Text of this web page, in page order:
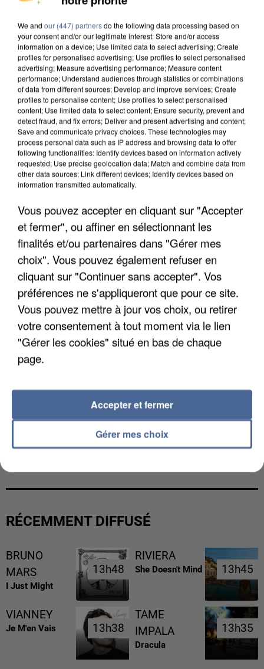
MAFIA INTERPELLÉ EN ALGÉRIE
UN SECOND CADRE DE LA DZ MAFIA
INTERPELLÉ EN ALGÉRIE
UNE TOURISTE DE L’OISE EMPORTÉE PAR UNE
RÉCEMMENT DIFFUSÉ
BRUNO
MARS
I Just Might
13h48
13h48
RIVIERA
She Doesn't Mind 13h45
13h45
VIANNEY
Je M'en Vais 13h38
13h38
TAME
IMPALA
Dracula
13h35
13h35
We and our (447) partnersdo the following data processing based on
your consent and/or our legitimate interest: Store and/or access
information on a device; Use limited data to select advertising; Create
profiles for personalised advertising; Use profiles to select personalised
advertising; Measure advertising performance; Measure content
performance; Understand audiences through statistics or combinations
of data from different sources; Develop and improve services; Create
profiles to personalise content; Use profiles to select personalised
content; Use limited data to select content; Ensure security, prevent and
detect fraud, and fix errors; Deliver and present advertising and content;
Save and communicate privacy choices. These technologies may
process personal data such as IP address and browsing data to offer
following functionalities: Identify devices based on information actively
requested; Use precise geolocation data; Match and combine data from
other data sources; Link different devices; Identify devices based on
information transmitted automatically.
Vous pouvez accepter en cliquant sur "Accepter
et fermer", ou affiner en sélectionnant les
finalités et/ou partenaires dans "Gérer mes
choix". Vous pouvez également refuser en
cliquant sur "Continuer sans accepter". Vos
préférences ne s'appliqueront que pour ce site.
Vous pouvez mettre à jour vos choix, ou retirer
votre consentement à tout moment via le lien
"Gérer les cookies" situé en bas de chaque
page.
Gérer mes choix
Accepter et fermer